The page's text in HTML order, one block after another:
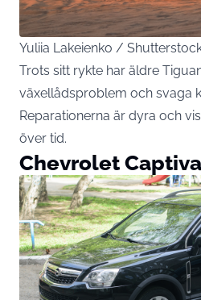
Yuliia Lakeienko /
Trots sitt rykte har äldre
växellådsproblem och svaga
Reparationerna är dyra och
över tid.
Chevrolet